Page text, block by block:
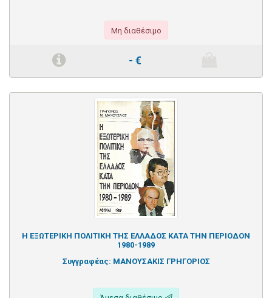
Μη διαθέσιμο
- €
Η ΕΞΩΤΕΡΙΚΗ ΠΟΛΙΤΙΚΗ ΤΗΣ ΕΛΛΑΔΟΣ ΚΑΤΑ ΤΗΝ ΠΕΡΙΟΔΟΝ
1980-1989
Συγγραφέας: ΜΑΝΟΥΣΑΚΙΣ ΓΡΗΓΟΡΙΟΣ